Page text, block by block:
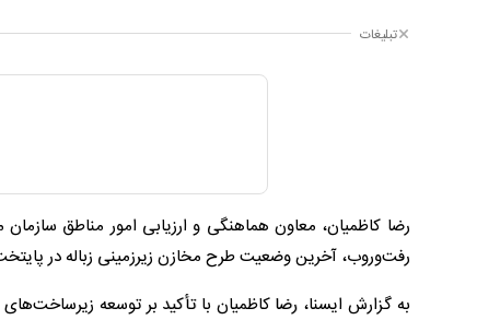
تبلیغات
رضا کاظمیان، معاون هماهنگی و ارزیابی امور مناطق
رفت‌وروب، آخرین وضعیت طرح مخازن زیرزمینی زباله در
به گزارش ایسنا، رضا کاظمیان با تأکید بر توسعه